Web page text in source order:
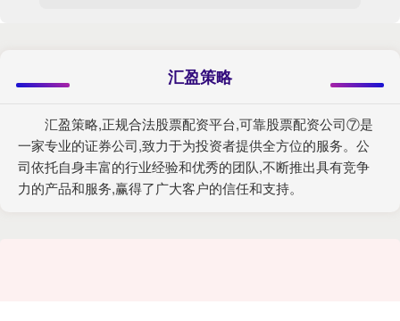
汇盈策略
汇盈策略,正规合法股票配资平台,可靠股票配资公司⑦是
一家专业的证券公司,致力于为投资者提供全方位的服务。公
司依托自身丰富的行业经验和优秀的团队,不断推出具有竞争
力的产品和服务,赢得了广大客户的信任和支持。